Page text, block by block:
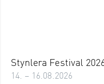
Stynlera Festival
14. – 16.08.2026